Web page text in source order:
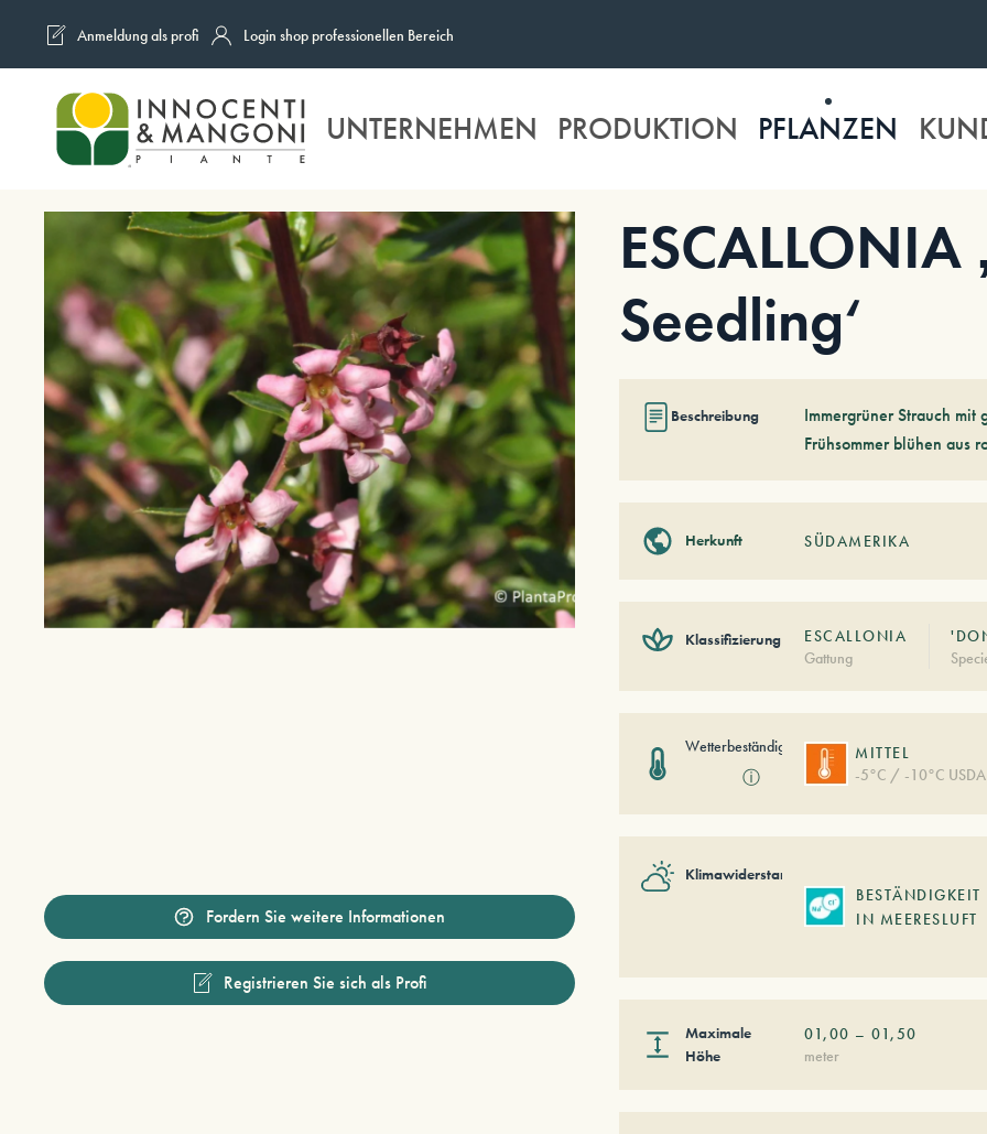
Skip to main content
Anmeldung als profi Login shop professionellen Bereich
UNTERNEHMEN PRODUKTION PFLANZEN
Fordern Sie weitere Informationen
Registrieren Sie sich als Profi
ESCALLONIA
Seedling‘
Beschreibung
Immergrüner Strauch
Frühsommer blühen aus
Herkunft SÜDAMERIKA
Klassifizierung
ESCALLONIA
Gattung
Wetterbeständigkeit
ⓘ
MITTEL
-5°C / -10°C
Klimawiderstand
BESTÄNDIGKEIT
IN MEERESLUFT
Maximale
Höhe
01,00 –01,50
meter